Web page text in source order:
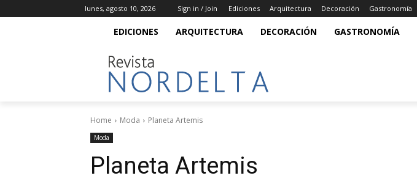
lunes, agosto 10, 2026 Sign in / Join Ediciones Arquitectura Decoración Gastronomía
EDICIONES ARQUITECTURA DECORACIÓN GASTRONOMÍA
Home Moda Planeta Artemis
Moda
Planeta Artemis